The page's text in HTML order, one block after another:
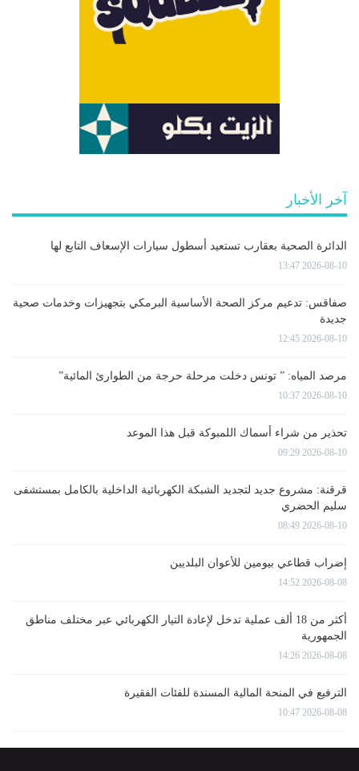
آخر الأخبار
الدائرة الصحية بعقارب تستعيد أسطول سيارات الإسعاف التابع لها
2026-08-10 13:47
صفاقس: تدعيم مركز الصحة الأساسية البرمكي بتجهيزات وخدمات صحية
جديدة
2026-08-10 12:45
مرصد المياه: ” تونس دخلت مرحلة حرجة من الطوارئ المائية”
2026-08-10 10:37
تحذير من شراء أسماك اللمبوكة قبل هذا الموعد
2026-08-10 09:29
قرقنة: مشروع جديد لتجديد الشبكة الكهربائية الداخلية بالكامل بمستشفى
سليم الحضري
2026-08-10 08:49
إضراب قطاعي بيومين للأعوان البلديين
2026-08-08 14:52
أكثر من 18 ألف عملية تدخل لإعادة التيار الكهربائي عبر مختلف مناطق
الجمهورية
2026-08-08 14:26
الترفيع في المنحة المالية المسندة للفئات الفقيرة
2026-08-08 10:47